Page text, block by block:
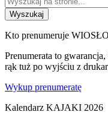
Wyszukaj
Kto prenumeruje
Prenumerata to
rąk tuż po wyjściu z
Wykup prenumeratę
Kalendarz KAJAKI 2026